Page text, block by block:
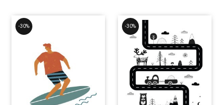
-30% -30%